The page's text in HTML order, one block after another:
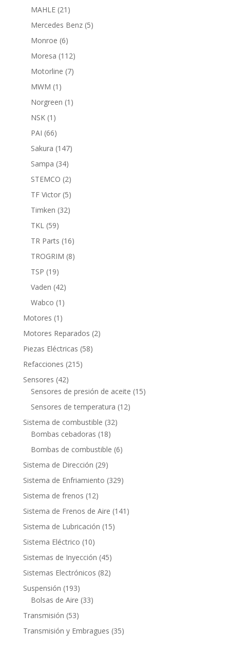
productos
MAHLE 21 21
productos
Mercedes Benz 55
Monroe 66
productos
Moresa 112112
productos
Motorline 77
MWM 1 1
producto
Norgreen 1 1
NSK 1 1
producto
PAI 6666
productos
Sakura 147147
Sampa 3434
productos
STEMCO 22
productos
TF Victor 55
productos
Timken 3232
TKL 5959
productos
TR Parts 1616
productos
TROGRIM 88
TSP 1919
productos
Vaden 4242
productos
Wabco 1 1
producto
Motores 1 1
producto
Motores Reparados 22
Piezas Eléctricas 5858
Refacciones 215215
Sensores 4242
productos
Sensores de presión de aceite 1515
Sensores de temperatura 1212
Sistema de combustible 3232
Bombas cebadoras 1818
productos
Bombas de combustible 66
Sistema de Dirección 2929
productos
Sistema de Enfriamiento 329329
Sistema de frenos 1212
productos
Sistema de Frenos de Aire 141 141
Sistema de Lubricación 1515
Sistema Eléctrico 1010
productos
Sistemas de Inyección 4545
productos
Sistemas Electrónicos 8282
Suspensión 193193
productos
Bolsas de Aire 3333
Transmisión 5353
productos
Transmisión y Embragues 3535